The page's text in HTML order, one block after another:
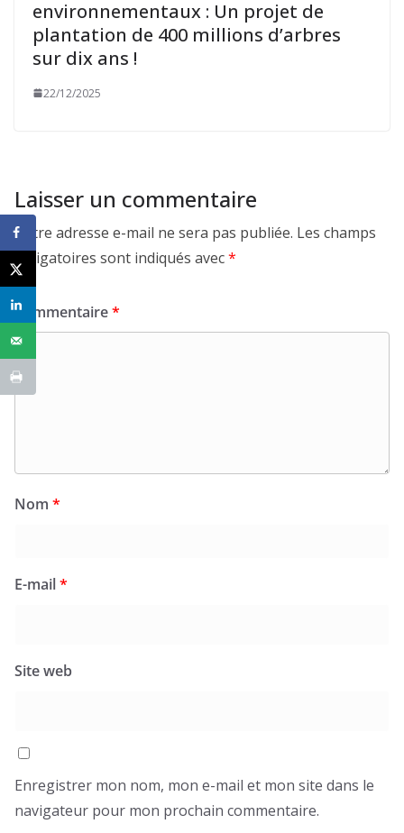
environnementaux : Un projet de
plantation de 400 millions d’arbres
sur dix ans !
22/12/2025
Laisser un commentaire
Votre adresse e-mail ne sera pas publiée. Les champs
obligatoires sont indiqués avec*
Commentaire*
Nom *
E-mail*
Site web
Enregistrer mon nom, mon e-mail et mon site dans le
navigateur pour mon prochain commentaire.